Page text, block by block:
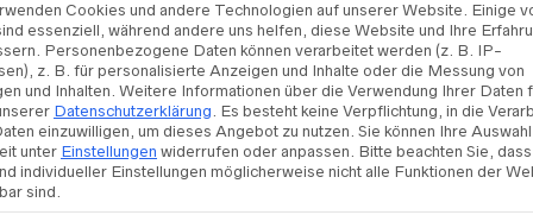
Modell
Cookies und andere Technologien auf unserer Website. Einige
essenziell, während andere uns helfen, diese Website und Ihre
Personenbezogene Daten können verarbeitet werden (z. B. IP-
z. B. für personalisierte Anzeigen und Inhalte oder die Messung von
und Inhalten. Weitere Informationen über die Verwendung Ihrer Daten
Datenschutzerklärung. Es besteht keine Verpflichtung, in die
einzuwilligen, um dieses Angebot zu nutzen. Sie können Ihre Auswahl
unter Einstellungen widerrufen oder anpassen. Bitte beachten Sie, dass
individueller Einstellungen möglicherweise nicht alle Funktionen der
sind.